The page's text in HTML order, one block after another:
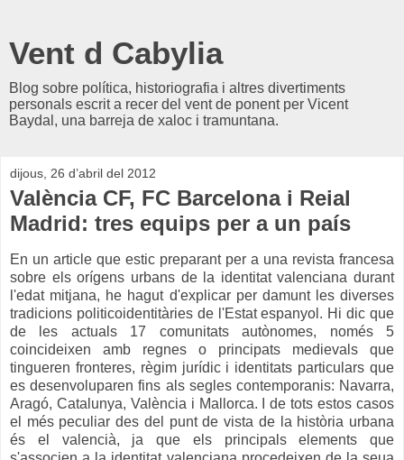
Vent d Cabylia
Blog sobre política, historiografia i altres divertiments
personals escrit a recer del vent de ponent per Vicent
Baydal, una barreja de xaloc i tramuntana.
dijous, 26 d’abril del 2012
València CF, FC Barcelona i Reial
Madrid: tres equips per a un país
En un article que estic preparant per a una revista francesa
sobre els orígens urbans de la identitat valenciana durant
l'edat mitjana, he hagut d'explicar per damunt les diverses
tradicions politicoidentitàries de l'Estat espanyol. Hi dic que
de les actuals 17 comunitats autònomes, només 5
coincideixen amb regnes o principats medievals que
tingueren fronteres, règim jurídic i identitats particulars que
es desenvoluparen fins als segles contemporanis: Navarra,
Aragó, Catalunya, València i Mallorca. I de tots estos casos
el més peculiar des del punt de vista de la història urbana
és el valencià, ja que els principals elements que